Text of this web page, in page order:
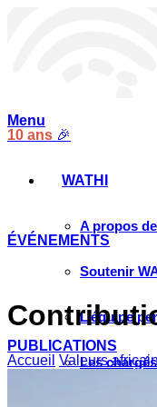
10 ans 🎉
ÉVÉNEMENTS
PUBLICATIONS
Menu
WATHI
A propos
Soutenir
L’équipe
Les
Accueil Valeurs